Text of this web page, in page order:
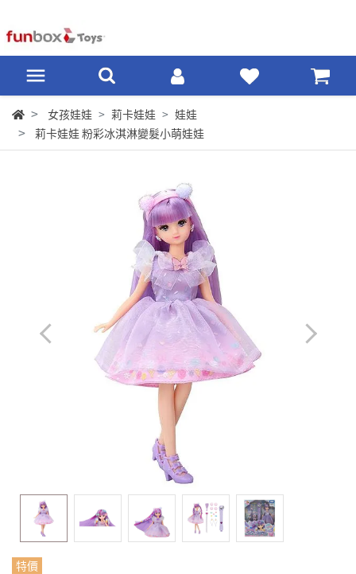
女孩娃娃 莉卡娃娃
娃娃
莉卡娃娃 粉彩冰淇淋變髮小萌娃娃
特價